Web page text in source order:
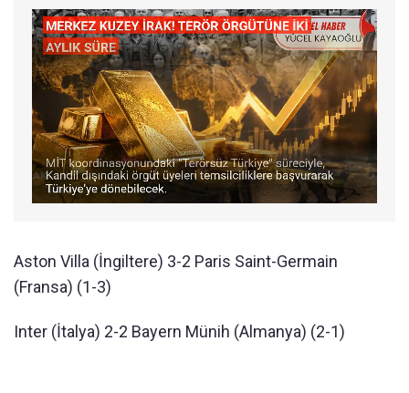
Aston Villa (İngiltere) 3-2 Paris Saint-Germain
(Fransa) (1-3)
Inter (İtalya) 2-2 Bayern Münih (Almanya) (2-1)